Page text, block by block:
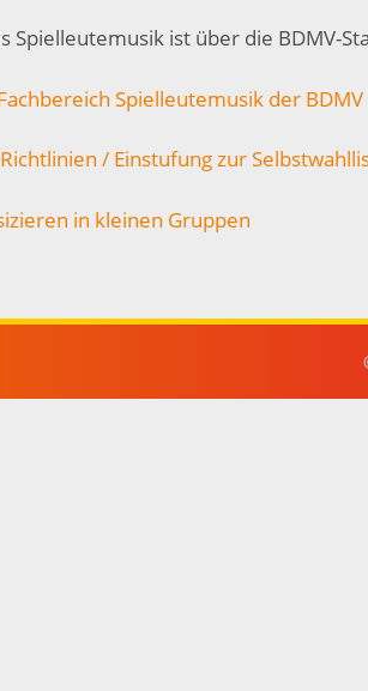
Spielleutemusik ist über die BDMV-
Spielleutemusik der BDMV
/ Einstufung zur
in kleinen Gruppen